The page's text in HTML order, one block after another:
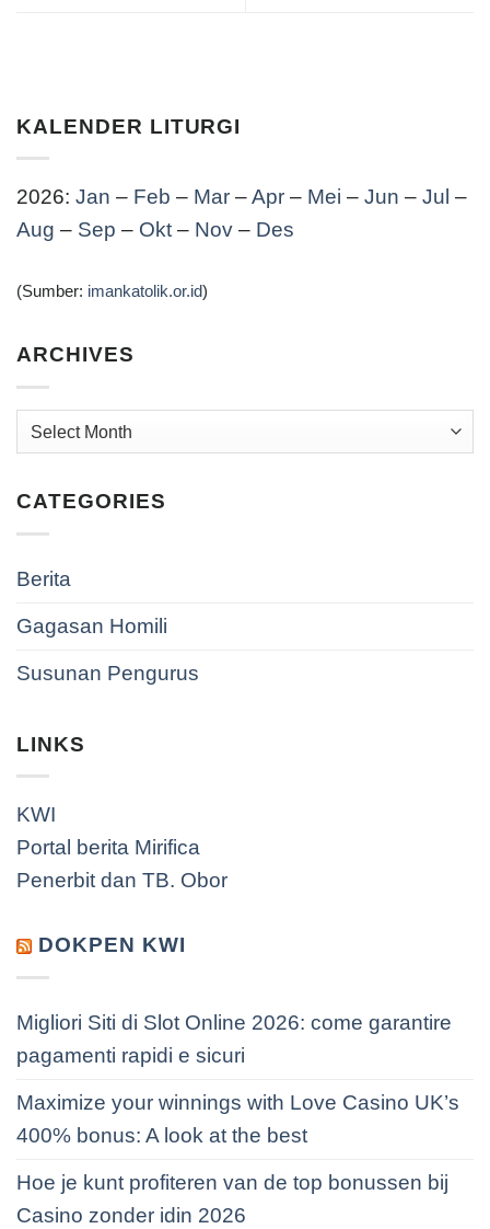
KALENDER LITURGI
2026: Jan – Feb – Mar –Apr – Mei – Jun – Jul –
Aug – Sep – Okt – Nov – Des
(Sumber: imankatolik.or.id)
ARCHIVES
Archives
CATEGORIES
Berita
Gagasan Homili
Susunan Pengurus
LINKS
KWI
Portal berita Mirifica
Penerbit dan TB. Obor
DOKPEN KWI
Migliori Siti di Slot Online 2026: come garantire
pagamenti rapidi e sicuri
Maximize your winnings with Love Casino UK’s
400% bonus: A look at the best
Hoe je kunt profiteren van de top bonussen bij
Casino zonder idin 2026